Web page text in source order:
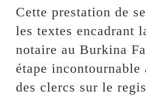
Cette prestation de
les textes encadrant
notaire au Burkina
étape
des clercs sur le